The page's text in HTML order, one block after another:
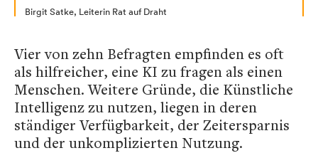
Birgit Satke, Leiterin Rat auf Draht
Vier von zehn Befragten empfinden es oft
als hilfreicher, eine KI zu fragen als einen
Menschen. Weitere Gründe, die Künstliche
Intelligenz zu nutzen, liegen in deren
ständiger Verfügbarkeit, der Zeitersparnis
und der unkomplizierten Nutzung.